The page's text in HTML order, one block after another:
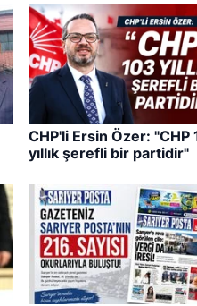
CHP'li Ersin Özer: "CHP
yıllık şerefli bir partidir"